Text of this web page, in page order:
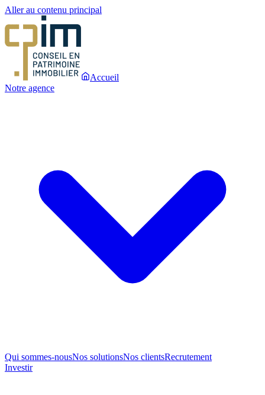
Aller au contenu principal
Accueil
Notre agence
Qui sommes-nousNos solutionsNos clientsRecrutement
Investir